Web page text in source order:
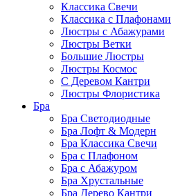
Классика Свечи
Классика с Плафонами
Люстры с Абажурами
Люстры Ветки
Большие Люстры
Люстры Космос
С Деревом Кантри
Люстры Флористика
Бра
Бра Светодиодные
Бра Лофт & Модерн
Бра Классика Свечи
Бра с Плафоном
Бра с Абажуром
Бра Хрустальные
Бра Дерево Кантри